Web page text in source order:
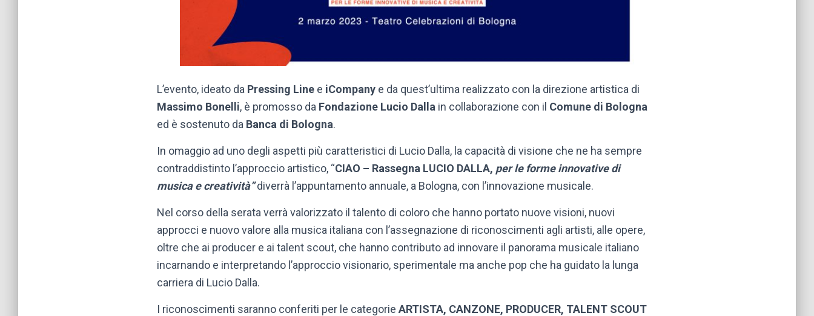
L’evento, ideato da Pressing Line e iCompany e da quest’ultima realizzato con la direzione artistica di
Massimo Bonelli, è promosso da Fondazione Lucio Dalla in collaborazione con il Comune di Bologna
ed è sostenuto da Banca di Bologna.
In omaggio ad uno degli aspetti più caratteristici di Lucio Dalla, la capacità di visione che ne ha sempre
contraddistinto l’approccio artistico, “CIAO – Rassegna LUCIO DALLA, per le forme innovative di
musica e creatività”diverrà l’appuntamento annuale, a Bologna, con l’innovazione musicale.
Nel corso della serata verrà valorizzato il talento di coloro che hanno portato nuove visioni, nuovi
approcci e nuovo valore alla musica italiana con l’assegnazione di riconoscimenti agli artisti, alle opere,
oltre che ai producer e ai talent scout, che hanno contributo ad innovare il panorama musicale italiano
incarnando e interpretando l’approccio visionario, sperimentale ma anche pop che ha guidato la lunga
carriera di Lucio Dalla.
I riconoscimenti saranno conferiti per le categorie ARTISTA, CANZONE, PRODUCER, TALENT SCOUT